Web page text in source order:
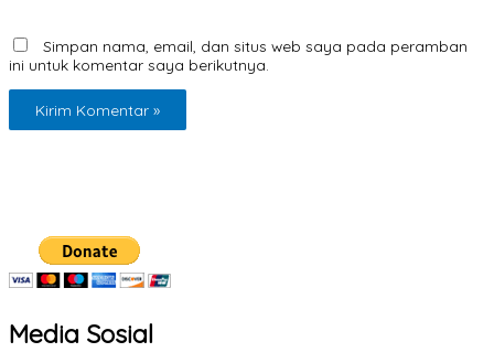
Simpan nama, email, dan situs web saya pada peramban
ini untuk komentar saya berikutnya.
Media Sosial